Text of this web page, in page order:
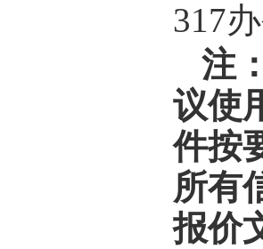
317
注
议使
件按
所有
报价